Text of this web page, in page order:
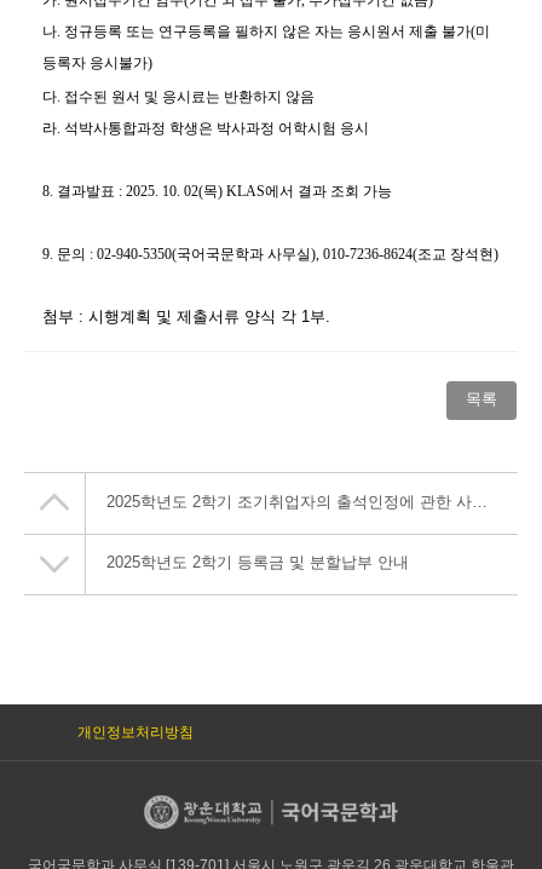
나. 정규등록 또는 연구등록을 필하지 않은 자는 응시원서 제출 불가(미
등록자 응시불가)
다. 접수된 원서 및 응시료는 반환하지 않음
라. 석박사통합과정 학생은 박사과정 어학시험 응시
8. 결과발표 : 2025. 10. 02(목) KLAS에서 결과 조회 가능
9. 문의 : 02-940-5350(국어국문학과 사무실), 010-7236-8624(조교 장석현)
첨부 : 시행계획 및 제출서류 양식 각 1부.​
목록
2025학년도 2학기 조기취업자의 출석인정에 관한 사항 안내
2025학년도 2학기 등록금 및 분할납부 안내
개인정보처리방침
국어국문학과 사무실 [139-701] 서울시 노원구 광운길 26 광운대학교 한울관